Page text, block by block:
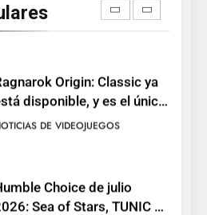
una demo disponible
el 12 de agosto
DE VIDEOJUEGOS
Origin: Classic ya
disponible, y es el único
F2P-friendly de la saga
DE VIDEOJUEGOS
Choice de julio
Sea of Stars, TUNIC y